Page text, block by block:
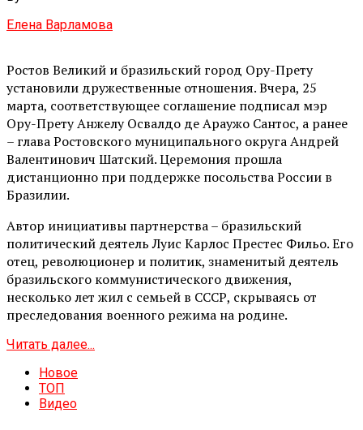
Елена Варламова
Ростов Великий и бразильский город Ору-Прету
установили дружественные отношения. Вчера, 25
марта, соответствующее соглашение подписал мэр
Ору-Прету Анжелу Освалдо де Араужо Сантос, а ранее
– глава Ростовского муниципального округа Андрей
Валентинович Шатский. Церемония прошла
дистанционно при поддержке посольства России в
Бразилии.
Автор инициативы партнерства – бразильский
политический деятель Луис Карлос Престес Фильо. Его
отец, революционер и политик, знаменитый деятель
бразильского коммунистического движения,
несколько лет жил с семьей в СССР, скрываясь от
преследования военного режима на родине.
Читать далее...
Новое
ТОП
Видео